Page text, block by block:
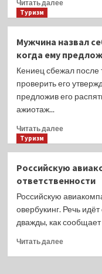
эль-
Шейхе
Читать далее
туристы
взыскали
с
1/2
млн
зонтики
солнечные
ожоги
Туризм
Мужчина назвал
когда ему
Кениец сбежал после
проверить его
предложив его
ажиотаж...
Читать далееПрочитать
назвал
себя
Иисусом
Христом
сбежал,
когда
Туризм
Российскую
ответственности
Российскую
овербукинг. Речь
дважды, как
Читать далееПрочитать